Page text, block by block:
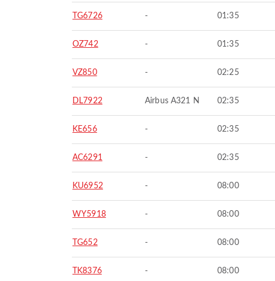
TG6726 - 01:35
OZ742 - 01:35
VZ850 - 02:25
DL7922 Airbus A321 N 02:35
KE656 - 02:35
AC6291 - 02:35
KU6952 - 08:00
WY5918 - 08:00
TG652 - 08:00
TK8376 - 08:00